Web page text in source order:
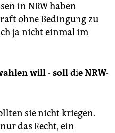
in NRW haben
ohne Bedingung zu
ja nicht einmal im
will - soll die NRW-
sie nicht kriegen.
das Recht, ein